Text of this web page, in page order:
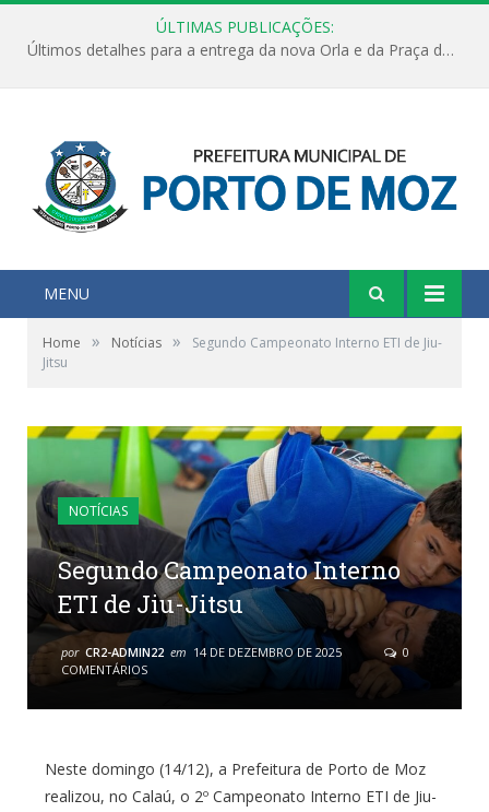
ÚLTIMAS PUBLICAÇÕES:
Últimos detalhes para a entrega da nova Orla e da Praça do Praião
MENU
Home » Notícias »
Segundo Campeonato Interno ETI de Jiu-
Jitsu
NOTÍCIAS
Segundo Campeonato Interno
ETI de Jiu-Jitsu
por CR2-ADMIN22 em 14 DE DEZEMBRO DE 2025
0
COMENTÁRIOS
Neste domingo (14/12), a Prefeitura de Porto de Moz
realizou, no Calaú, o 2º Campeonato Interno ETI de Jiu-